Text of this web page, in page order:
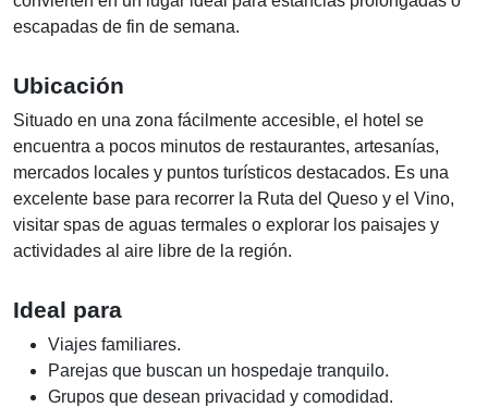
escapadas de fin de semana.
Ubicación
Situado en una zona fácilmente accesible, el hotel se
encuentra a pocos minutos de restaurantes, artesanías,
mercados locales y puntos turísticos destacados. Es una
excelente base para recorrer la Ruta del Queso y el Vino,
visitar spas de aguas termales o explorar los paisajes y
actividades al aire libre de la región.
Ideal para
Viajes familiares.
Parejas que buscan un hospedaje tranquilo.
Grupos que desean privacidad y comodidad.